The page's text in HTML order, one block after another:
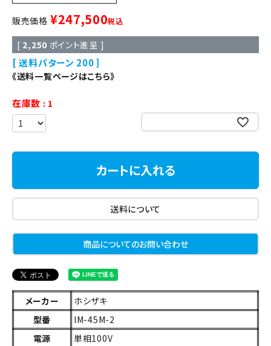
販売価格 ¥247,500税込
[ 2,250 ポイント進呈 ]
送料パターン 200
《送料一覧ページはこちら》
在庫数
1
カートに入れる
送料について
商品についてのお問い合わせ
メーカー
ホシザキ
型番
IM-45M-2
電源
単相100V